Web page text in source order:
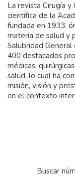
La revista Cirugía y
científica de la
fundada en 1933,
materia de salud y
Salubridad
400 destacados
médicas,
salud, lo cual ha
misión, visión y
en el contexto
Buscar